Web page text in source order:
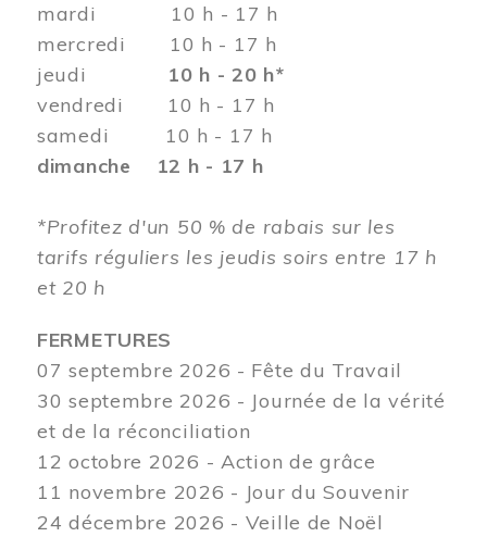
mardi 10 h - 17 h
mercredi 10 h - 17 h
jeudi 10 h - 20 h*
vendredi 10 h - 17 h
samedi 10 h - 17 h
dimanche 12 h - 17 h
*Profitez d'un 50 % de rabais sur les
tarifs réguliers les jeudis soirs entre 17 h
et 20 h
FERMETURES
07 septembre 2026 - Fête du Travail
30 septembre 2026 - Journée de la vérité
et de la réconciliation
12 octobre 2026 - Action de grâce
11 novembre 2026 - Jour du Souvenir
24 décembre 2026 - Veille de Noël